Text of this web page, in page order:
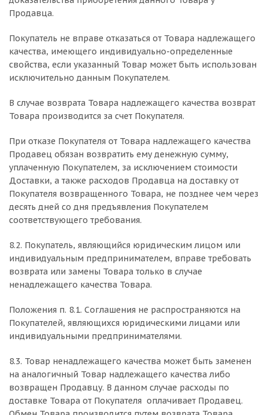
Продавца.
Покупатель не вправе отказаться от Товара надлежащего
качества, имеющего индивидуально-определенные
свойства, если указанный Товар может быть использован
исключительно данным Покупателем.
В случае возврата Товара надлежащего качества возврат
Товара производится за счет Покупателя.
При отказе Покупателя от Товара надлежащего качества
Продавец обязан возвратить ему денежную сумму,
уплаченную Покупателем, за исключением стоимости
Доставки, а также расходов Продавца на доставку от
Покупателя возвращенного Товара, не позднее чем через
десять дней со дня предъявления Покупателем
соответствующего требования.
8.2. Покупатель, являющийся юридическим лицом или
индивидуальным предпринимателем, вправе требовать
возврата или замены Товара только в случае
ненадлежащего качества Товара.
Положения п. 8.1. Соглашения не распространяются на
Покупателей, являющихся юридическими лицами или
индивидуальными предпринимателями.
8.3. Товар ненадлежащего качества может быть заменен
на аналогичный Товар надлежащего качества либо
возвращен Продавцу. В данном случае расходы по
доставке Товара от Покупателя оплачивает Продавец.